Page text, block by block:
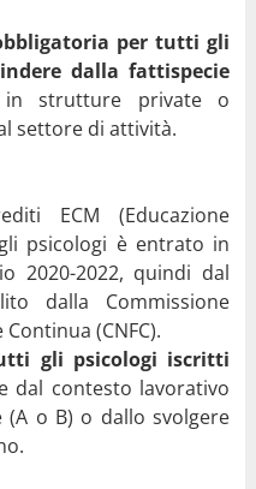
per tutti gli
dalla fattispecie
strutture private o
settore di attività.
ECM (Educazione
psicologi è entrato in
2020-2022, quindi dal
dalla Commissione
(CNFC).
gli psicologi iscritti
dal contesto lavorativo
o B) o dallo svolgere